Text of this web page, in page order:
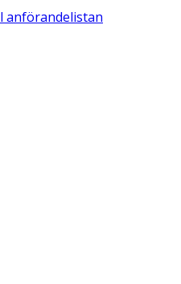
anförandelistan